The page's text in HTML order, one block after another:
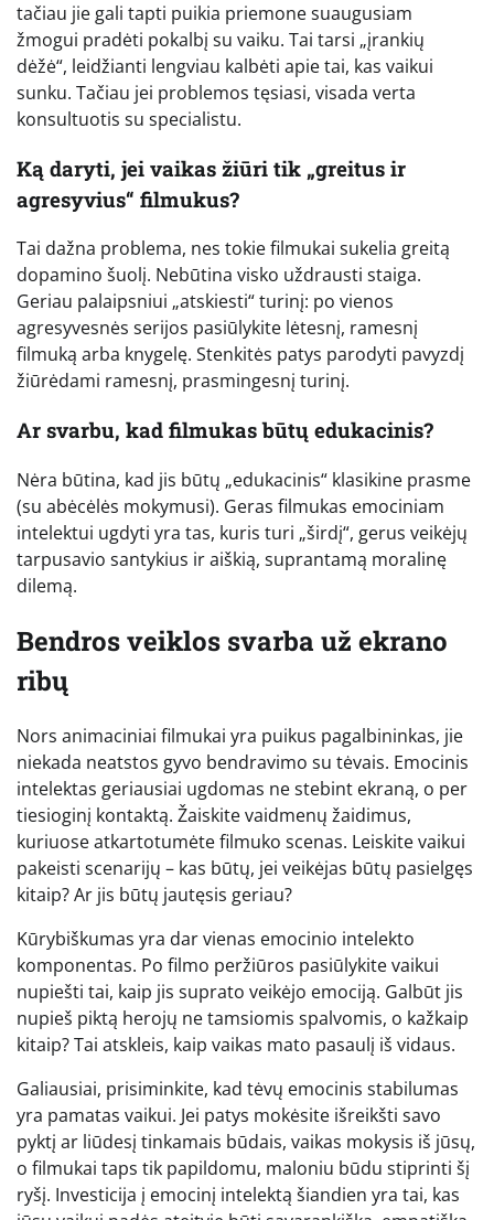
tačiau jie gali tapti puikia priemone suaugusiam
žmogui pradėti pokalbį su vaiku. Tai tarsi „įrankių
dėžė“, leidžianti lengviau kalbėti apie tai, kas vaikui
sunku. Tačiau jei problemos tęsiasi, visada verta
konsultuotis su specialistu.
Ką daryti, jei vaikas žiūri tik „greitus ir
agresyvius“ filmukus?
Tai dažna problema, nes tokie filmukai sukelia greitą
dopamino šuolį. Nebūtina visko uždrausti staiga.
Geriau palaipsniui „atskiesti“ turinį: po vienos
agresyvesnės serijos pasiūlykite lėtesnį, ramesnį
filmuką arba knygelę. Stenkitės patys parodyti pavyzdį
žiūrėdami ramesnį, prasmingesnį turinį.
Ar svarbu, kad filmukas būtų edukacinis?
Nėra būtina, kad jis būtų „edukacinis“ klasikine prasme
(su abėcėlės mokymusi). Geras filmukas emociniam
intelektui ugdyti yra tas, kuris turi „širdį“, gerus veikėjų
tarpusavio santykius ir aiškią, suprantamą moralinę
dilemą.
Bendros veiklos svarba už ekrano
ribų
Nors animaciniai filmukai yra puikus pagalbininkas, jie
niekada neatstos gyvo bendravimo su tėvais. Emocinis
intelektas geriausiai ugdomas ne stebint ekraną, o per
tiesioginį kontaktą. Žaiskite vaidmenų žaidimus,
kuriuose atkartotumėte filmuko scenas. Leiskite vaikui
pakeisti scenarijų – kas būtų, jei veikėjas būtų pasielgęs
kitaip? Ar jis būtų jautęsis geriau?
Kūrybiškumas yra dar vienas emocinio intelekto
komponentas. Po filmo peržiūros pasiūlykite vaikui
nupiešti tai, kaip jis suprato veikėjo emociją. Galbūt jis
nupieš piktą herojų ne tamsiomis spalvomis, o kažkaip
kitaip? Tai atskleis, kaip vaikas mato pasaulį iš vidaus.
Galiausiai, prisiminkite, kad tėvų emocinis stabilumas
yra pamatas vaikui. Jei patys mokėsite išreikšti savo
pyktį ar liūdesį tinkamais būdais, vaikas mokysis iš jūsų,
o filmukai taps tik papildomu, maloniu būdu stiprinti šį
ryšį. Investicija į emocinį intelektą šiandien yra tai, kas